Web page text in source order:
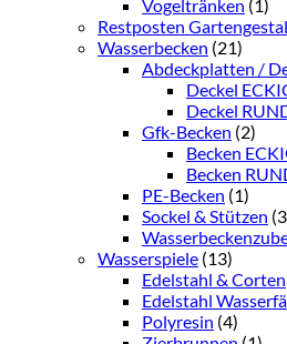
Vogeltränken (1)
Restposten
Wasserbecken (21)
Abdeckplatten /
Deckel
Deckel
Gfk-Becken (2)
Becken
Becken
PE-Becken (1)
Sockel & Stützen
Wasserspiele (13)
Edelstahl & Corten
Edelstahl
Polyresin (4)